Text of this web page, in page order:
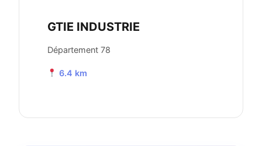
GTIE INDUSTRIE
Département 78
6.4 km